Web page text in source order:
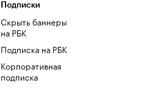
Подписки
Скрыть баннеры
на РБК
Подписка на РБК
Корпоративная
подписка